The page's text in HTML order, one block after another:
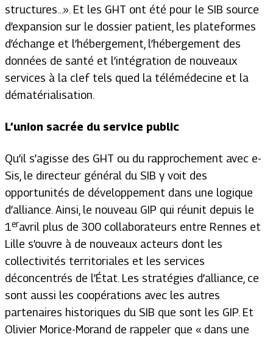
structures…». Et les GHT ont été pour le SIB source
d’expansion sur le dossier patient, les plateformes
d’échange et l’hébergement, l’hébergement des
données de santé et l’intégration de nouveaux
services à la clef tels qued la télémédecine et la
dématérialisation.
L’union sacrée du service public
Qu’il s’agisse des GHT ou du rapprochement avec e-
Sis, le directeur général du SIB y voit des
opportunités de développement dans une logique
d’alliance. Ainsi, le nouveau GIP qui réunit depuis le
1eravril plus de 300 collaborateurs entre Rennes et
Lille s’ouvre à de nouveaux acteurs dont les
collectivités territoriales et les services
déconcentrés de l’État. Les stratégies d’alliance, ce
sont aussi les coopérations avec les autres
partenaires historiques du SIB que sont les GIP. Et
Olivier Morice-Morand de rappeler que « dans une